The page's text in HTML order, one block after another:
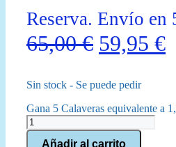
Reserva. Envío en
65,00€ El
original
era:
59,95 €El
Sin stock - Se puede pedir
Gana 5 Calaveras equivalente a
Through
Ice
Añadir al carrito